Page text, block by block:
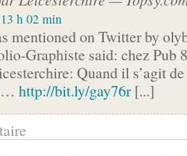
h 02 min
mentioned on Twitter by
Graphiste said: chez Pub
Quand il s’agit
http://bit.ly/gay76r[...]